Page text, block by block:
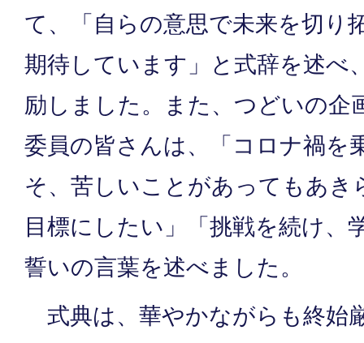
て、「自らの意思で未来を切り
期待しています」と式辞を述べ
励しました。また、つどいの企
委員の皆さんは、「コロナ禍を
そ、苦しいことがあってもあき
目標にしたい」「挑戦を続け、
誓いの言葉を述べました。
式典は、華やかながらも終始